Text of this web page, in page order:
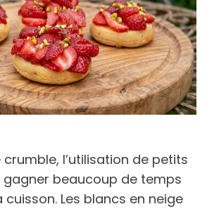
l’utilisation de petits
beaucoup de temps
cuisson. Les blancs en neige